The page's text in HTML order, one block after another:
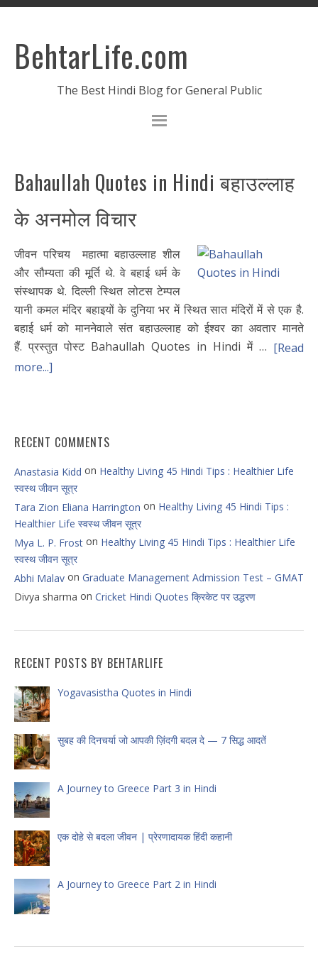
BehtarLife.com
The Best Hindi Blog for General Public
Bahaullah Quotes in Hindi बहाउल्लाह
के अनमोल विचार
जीवन परिचय महात्मा बहाउल्लाह शील
और सौम्यता की मूर्ति थे. वे बहाई धर्म के
संस्थापक थे. दिल्ली स्थित लोटस टेम्पल
यानी कमल मंदिर बहाइयों के दुनिया भर में स्थित सात मंदिरों में से एक है.
बहाई धर्म को माननेवाले संत बहाउल्लाह को ईश्वर का अवतार मानते
हैं. प्रस्तुत पोस्ट Bahaullah Quotes in Hindi में … [Read
more...]
RECENT COMMENTS
Anastasia Kidd on Healthy Living 45 Hindi Tips : Healthier Life
स्वस्थ जीवन सूत्र
Tara Zion Eliana Harrington on Healthy Living 45 Hindi Tips :
Healthier Life स्वस्थ जीवन सूत्र
Mya L. P. Frost on Healthy Living 45 Hindi Tips : Healthier Life
स्वस्थ जीवन सूत्र
Abhi Malav on Graduate Management Admission Test – GMAT
Divya sharma on Cricket Hindi Quotes क्रिकेट पर उद्धरण
RECENT POSTS BY BEHTARLIFE
Yogavasistha Quotes in Hindi
सुबह की दिनचर्या जो आपकी ज़िंदगी बदल दे — 7 सिद्ध आदतें
A Journey to Greece Part 3 in Hindi
एक दोहे से बदला जीवन | प्रेरणादायक हिंदी कहानी
A Journey to Greece Part 2 in Hindi